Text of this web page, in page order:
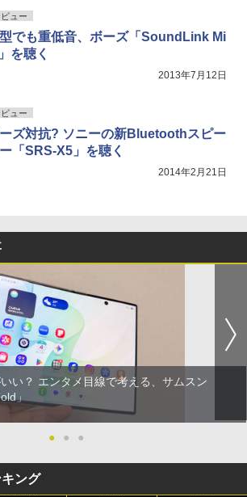
ュー
でも重低音、ボーズ「SoundLink Mi
を聴く
2013年7月12日
ュー
ズ対抗? ソニーの新Bluetoothスピー
「SRS-X5」を聴く
2014年2月21日
い？ エンタメ目線で考える、サムスン
」
● ● ●
ング